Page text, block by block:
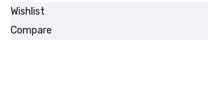
Wishlist
Compare